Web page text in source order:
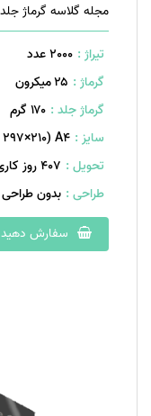
تیراژ : 2000 عدد
گرماژ : ۲۵ میکرون
گرماژ جلد : ۱۷۰ گرم
سایز : A۴ (۲۹۷×۲۱۰ میلیمتر)
تحویل : 407 روز کاری
طراحی : بدون طراحی
سفارش دهید